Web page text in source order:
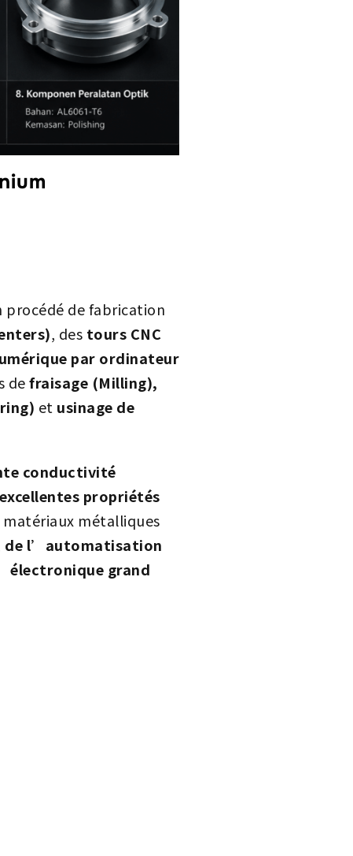
procédé de fabrication
, des tours CNC
par ordinateur
defraisage (Milling),
et usinage de
conductivité
propriétés
métalliques
de l’automatisation
grand